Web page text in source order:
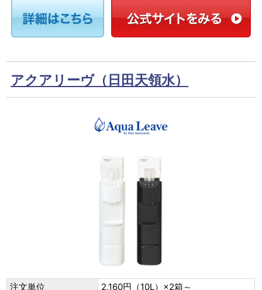
アクアリーヴ（日田天領水）
注文単位 2,160円（10L）×2箱～